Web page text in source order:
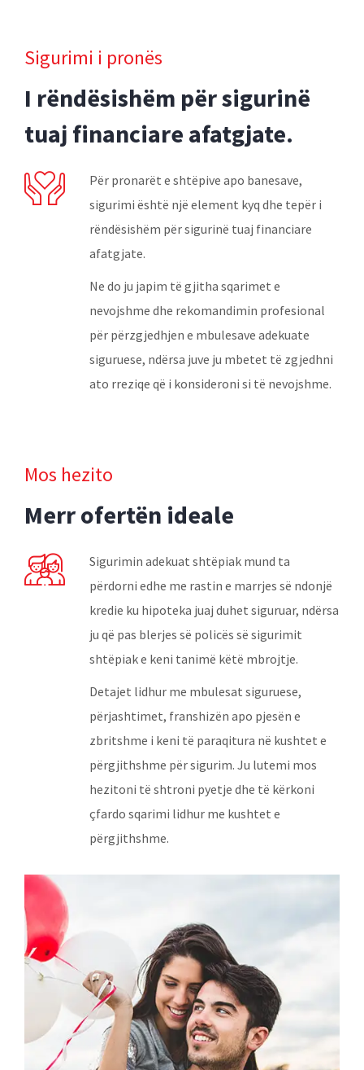
Sigurimi i pronës
I rëndësishëm për sigurinë
tuaj financiare afatgjate.
Për pronarët e shtëpive apo banesave,
sigurimi është një element kyq dhe tepër i
rëndësishëm për sigurinë tuaj financiare
afatgjate.
Ne do ju japim të gjitha sqarimet e
nevojshme dhe rekomandimin profesional
për përzgjedhjen e mbulesave adekuate
siguruese, ndërsa juve ju mbetet të zgjedhni
ato rreziqe që i konsideroni si të nevojshme.
Mos hezito
Merr ofertën ideale
Sigurimin adekuat shtëpiak mund ta
përdorni edhe me rastin e marrjes së ndonjë
kredie ku hipoteka juaj duhet siguruar, ndërsa
ju që pas blerjes së policës së sigurimit
shtëpiak e keni tanimë këtë mbrojtje.
Detajet lidhur me mbulesat siguruese,
përjashtimet, franshizën apo pjesën e
zbritshme i keni të paraqitura në kushtet e
përgjithshme për sigurim. Ju lutemi mos
hezitoni të shtroni pyetje dhe të kërkoni
çfardo sqarimi lidhur me kushtet e
përgjithshme.